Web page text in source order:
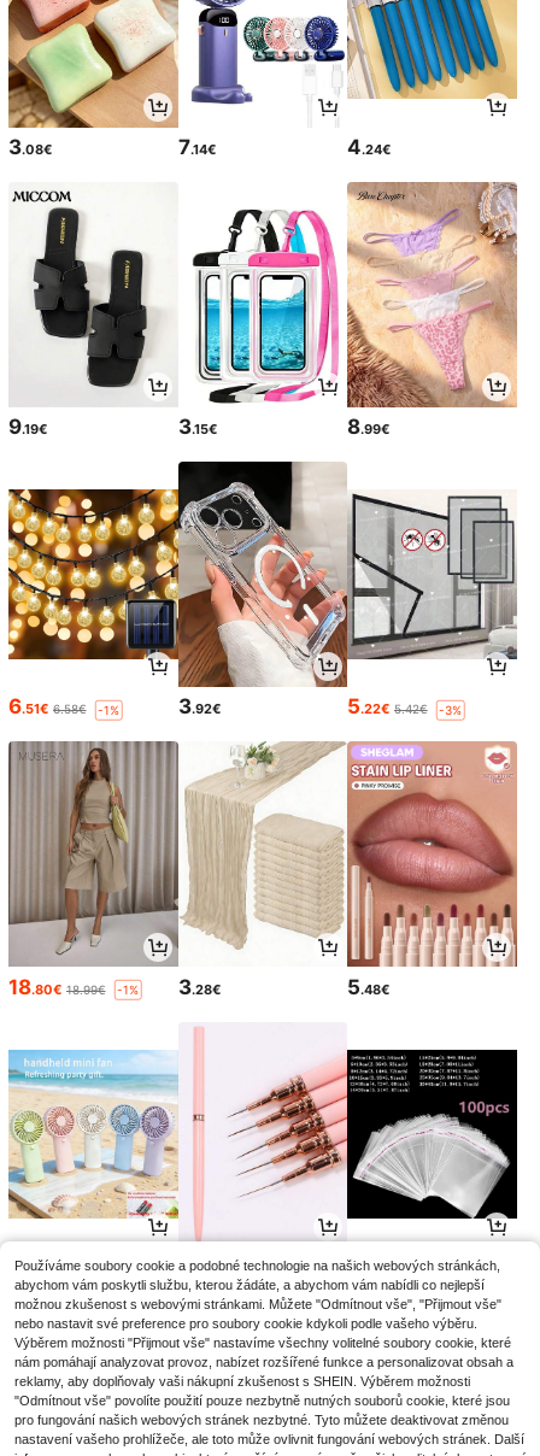
3.08€ 7.14€ 4.24€
9.19€ 3.15€ 8.99€
6.51€ 6.58€ -1% 3.92€ 5.22€ 5.42€ -3%
18.80€ 18.99€ -1% 3.28€ 5.48€
4.12€ 3.54€3.58€ -1% 2.95€2.98€ -1%
Používáme soubory cookie a podobné technologie na našich webových stránkách,
abychom vám poskytli službu, kterou žádáte, a abychom vám nabídli co nejlepší
možnou zkušenost s webovými stránkami. Můžete "Odmítnout vše", "Přijmout vše"
nebo nastavit své preference pro soubory cookie kdykoli podle vašeho výběru.
Výběrem možnosti "Přijmout vše" nastavíme všechny volitelné soubory cookie, které
nám pomáhají analyzovat provoz, nabízet rozšířené funkce a personalizovat obsah a
reklamy, aby doplňovaly vaši nákupní zkušenost s SHEIN. Výběrem možnosti
"Odmítnout vše" povolíte použití pouze nezbytně nutných souborů cookie, které jsou
pro fungování našich webových stránek nezbytné. Tyto můžete deaktivovat změnou
nastavení vašeho prohlížeče, ale toto může ovlivnit fungování webových stránek. Další